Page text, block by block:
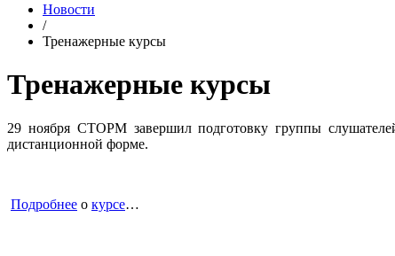
Новости
/
Тренажерные курсы
Тренажерные курсы
29 ноября СТОРМ завершил подготовку группы
дистанционной форме.
Подробнее о курсе…